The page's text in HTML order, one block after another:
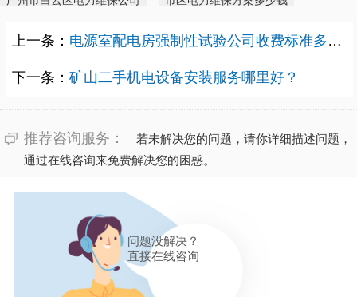
上一条： 电源室配电房强制性试验公司收费标准多少？
下一条： 矿山二手机电设备安装服务哪里好？
推荐咨询服务：
若未解决您的问题，请你详细描述问题，
通过在线咨询来免费解决您的困惑。
问题没解决？
直接在线咨询